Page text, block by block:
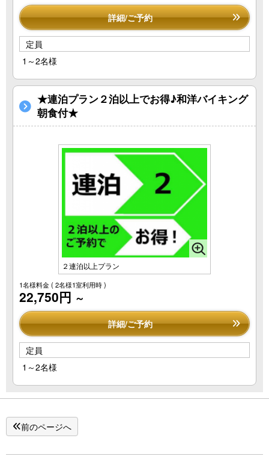
詳細/ご予約
定員
1～2名様
★連泊プラン２泊以上でお得♪和洋バイキング
朝食付★
２連泊以上プラン
1名様料金( 2名様1室利用時 )
22,750円 ～
詳細/ご予約
定員
1～2名様
前のページへ